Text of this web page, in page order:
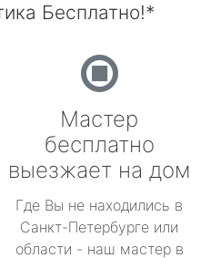
Бесплатно!*
Мастер
бесплатно
выезжает на дом
Где Вы не находились в
Санкт-Петербурге или
области - наш мастер в